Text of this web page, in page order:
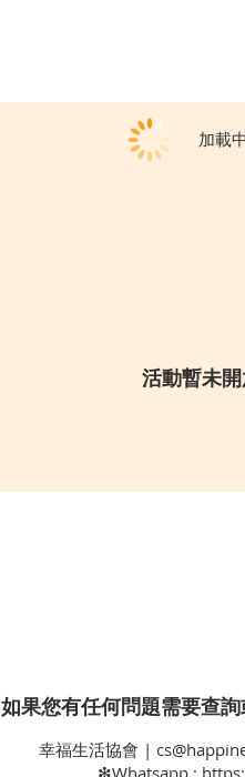
加載
活動暫未開
如果您有任何問題需要查
幸福生活協會 |
❇Whatsapp :